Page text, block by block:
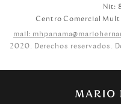
Nit:
Centro Comercial
mail:
2020. Derechos reservados.